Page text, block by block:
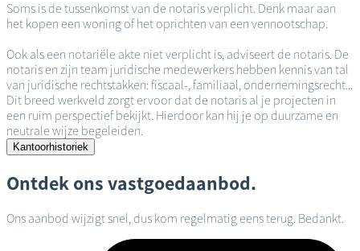
Soms is de tussenkomst van de notaris verplicht. Denk maar aan
het kopen een woning of het oprichten van een vennootschap.
Ook als een notariële akte niet verplicht is, adviseert de notaris. De
notaris en zijn team juridische medewerkers hebben kennis van tal
van juridische rechtstakken: fiscaal-, familiaal, ondernemingsrecht...
Dit breed werkveld zorgt ervoor dat de notaris al je projecten in
een ruim perspectief bekijkt. Hierdoor kan hij je op duurzame en
neutrale wijze begeleiden.
Kantoorhistoriek
Ontdek ons vastgoedaanbod.
Ons aanbod wijzigt snel, dus kom regelmatig eens terug. Bedankt.